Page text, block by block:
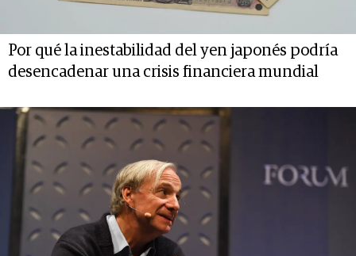
Por qué la inestabilidad del yen japonés podría
desencadenar una crisis financiera mundial